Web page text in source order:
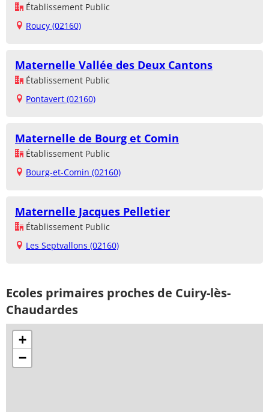
Établissement Public
Roucy (02160)
Maternelle Vallée des Deux Cantons
Établissement Public
Pontavert (02160)
Maternelle de Bourg et Comin
Établissement Public
Bourg-et-Comin (02160)
Maternelle Jacques Pelletier
Établissement Public
Les Septvallons (02160)
Ecoles primaires proches de Cuiry-lès-
Chaudardes
+
−